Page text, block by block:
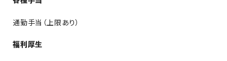
通勤手当（上限あり）
福利厚生